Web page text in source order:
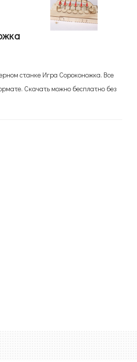
станке Игра Сороконожка. Все
Скачать можно бесплатно без